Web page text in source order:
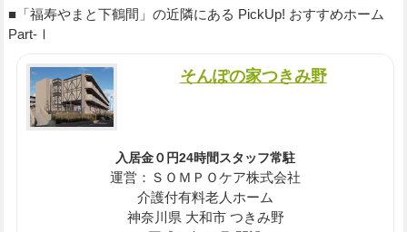
■「福寿やまと下鶴間」の近隣にある PickUp! おすすめホーム
Part-Ⅰ
そんぽの家つきみ野
入居金０円24時間スタッフ常駐
運営：ＳＯＭＰＯケア株式会社
介護付有料老人ホーム
神奈川県 大和市 つきみ野